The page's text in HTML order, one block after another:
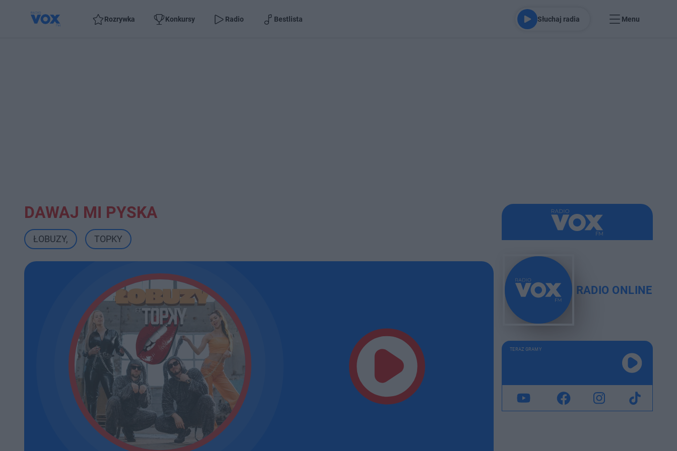
Rozrywka Konkursy Radio Bestlista Słuchaj radia Menu
DAWAJ MI PYSKA
ŁOBUZY, TOPKY
RADIO ONLINE
TERAZ GRAMY